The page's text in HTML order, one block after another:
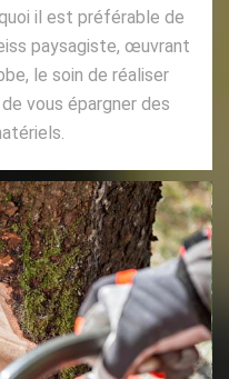
il est préférable de
paysagiste, œuvrant
le soin de réaliser
vous épargner des